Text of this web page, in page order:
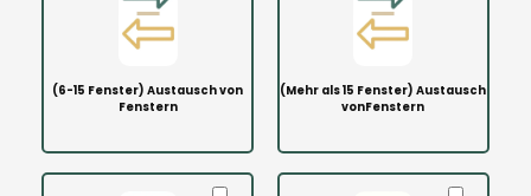
(6-15 Fenster) Austausch von
Fenstern
(Mehr als 15 Fenster) Austausch
vonFenstern